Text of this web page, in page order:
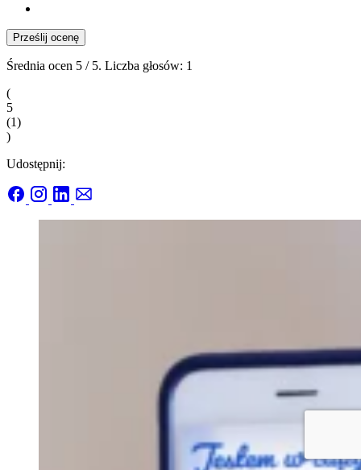
Prześlij ocenę
Średnia ocen 5 / 5. Liczba głosów: 1
(
5
(1)
)
Udostępnij: